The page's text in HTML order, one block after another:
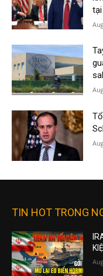
TIN HOT TRONG